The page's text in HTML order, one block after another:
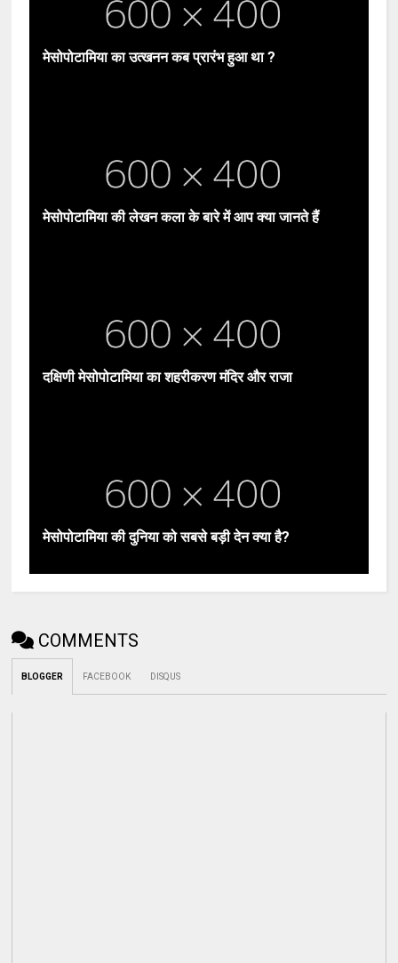
मेसोपोटामिया का उत्खनन कब प्रारंभ हुआ था ?
मेसोपोटामिया की लेखन कला के बारे में आप क्या जानते हैं
दक्षिणी मेसोपोटामिया का शहरीकरण मंदिर और राजा
मेसोपोटामिया की दुनिया को सबसे बड़ी देन क्या है?
COMMENTS
BLOGGER FACEBOOK DISQUS